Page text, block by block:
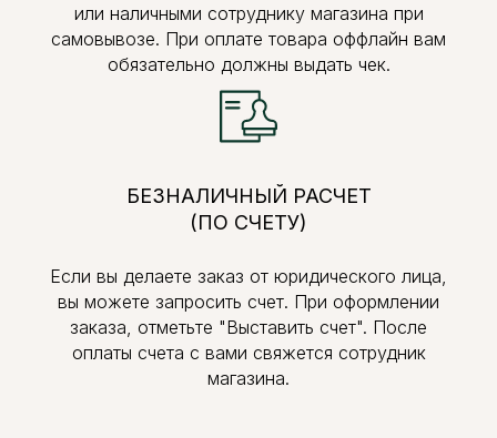
или наличными сотруднику магазина при
самовывозе. При оплате товара оффлайн вам
обязательно должны выдать чек.
БЕЗНАЛИЧНЫЙ РАСЧЕТ
(ПО СЧЕТУ)
Если вы делаете заказ от юридического лица,
вы можете запросить счет. При оформлении
заказа, отметьте "Выставить счет". После
оплаты счета с вами свяжется сотрудник
магазина.